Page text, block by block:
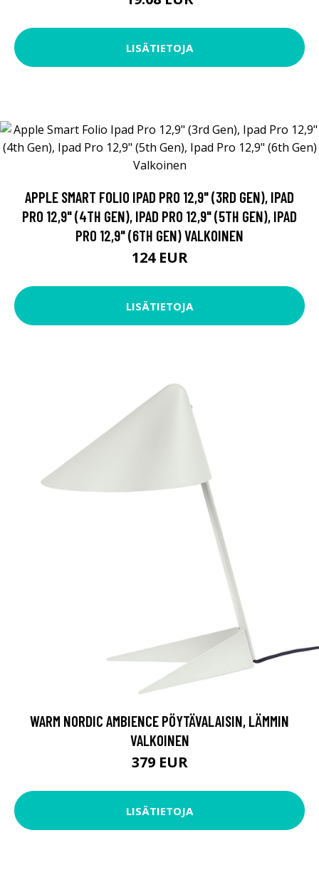
LISÄTIETOJA
APPLE SMART FOLIO IPAD PRO 12,9" (3RD GEN), IPAD
PRO 12,9" (4TH GEN), IPAD PRO 12,9" (5TH GEN), IPAD
PRO 12,9" (6TH GEN) VALKOINEN
124 EUR
LISÄTIETOJA
WARM NORDIC AMBIENCE PÖYTÄVALAISIN, LÄMMIN
VALKOINEN
379 EUR
LISÄTIETOJA